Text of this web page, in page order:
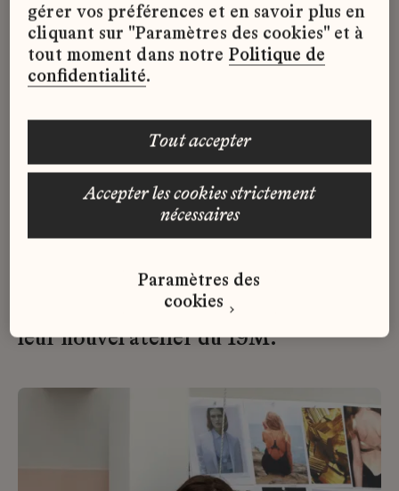
Marie-Paule Minchelli,
Directrice artistique
C’est en 2008 que Marie-Paule
Minchelli intègre la maison ERES en
tant que directrice du studio et des
collections ERES et apporte à la
Maison son style épuré et graphique.
En mars 2021, Marie-Paule Minchelli
et ses équipes ont emménagé dans
leur nouvel atelier du 19M.
gérer vos préférences et en savoir plus en
cliquant sur "Paramètres des cookies" et à
tout moment dans notre Politique de
confidentialité.
accepter les cookies strictement
nécessaires
tout accepter
Paramètres des
cookies